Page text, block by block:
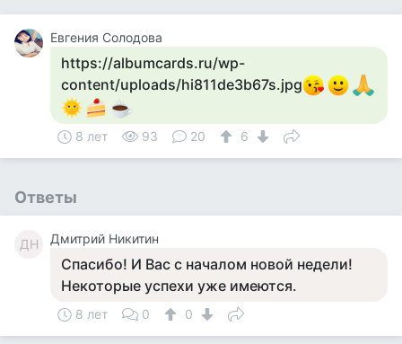
Евгения Солодова
https://albumcards.ru/wp-
content/uploads/hi811de3b67s.jpg
8 лет 93 20 6
Ответы
ДН Дмитрий Никитин
Спасибо! И Вас с началом новой недели!
Некоторые успехи уже имеются.
8 лет 0 0